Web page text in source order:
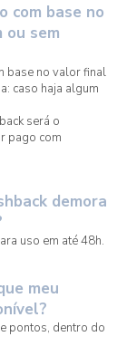
com base no
ou sem
base no valor final
caso haja algum
será o
pago com
demora
uso em até 48h.
meu
pontos, dentro do